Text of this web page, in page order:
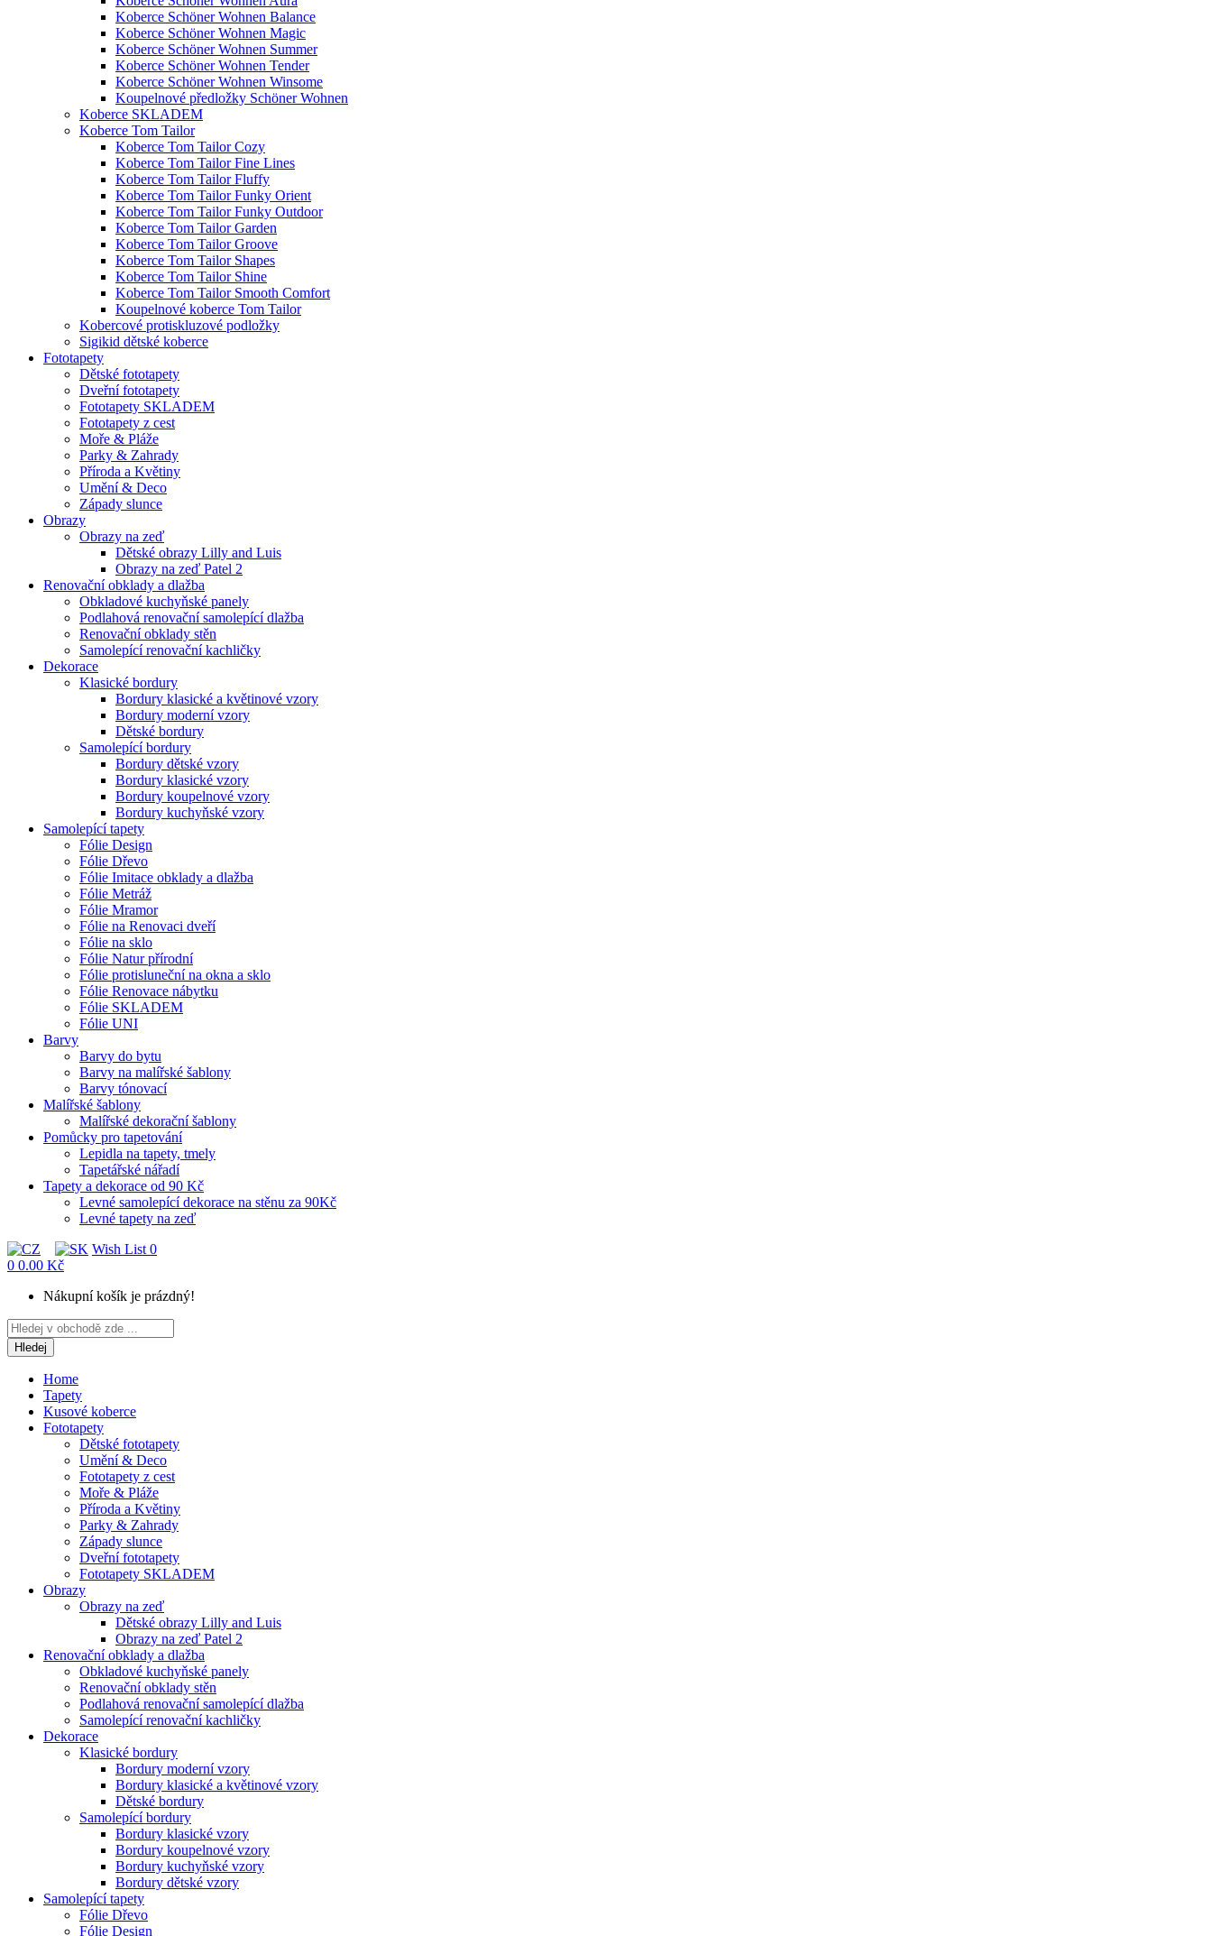
Koberce Schöner Wohnen Balance
Koberce Schöner Wohnen Magic
Koberce Schöner Wohnen Summer
Koberce Schöner Wohnen Tender
Koberce Schöner Wohnen Winsome
Koupelnové předložky Schöner Wohnen
Koberce SKLADEM
Koberce Tom Tailor
Koberce Tom Tailor Cozy
Koberce Tom Tailor Fine Lines
Koberce Tom Tailor Fluffy
Koberce Tom Tailor Funky Orient
Koberce Tom Tailor Funky Outdoor
Koberce Tom Tailor Garden
Koberce Tom Tailor Groove
Koberce Tom Tailor Shapes
Koberce Tom Tailor Shine
Koberce Tom Tailor Smooth Comfort
Koupelnové koberce Tom Tailor
Kobercové protiskluzové podložky
Sigikid dětské koberce
Fototapety
Dětské fototapety
Dveřní fototapety
Fototapety SKLADEM
Fototapety z cest
Moře & Pláže
Parky & Zahrady
Příroda a Květiny
Umění & Deco
Západy slunce
Obrazy
Obrazy na zeď
Dětské obrazy Lilly and Luis
Obrazy na zeď Patel 2
Renovační obklady a dlažba
Obkladové kuchyňské panely
Podlahová renovační samolepící dlažba
Renovační obklady stěn
Samolepící renovační kachličky
Dekorace
Klasické bordury
Bordury klasické a květinové vzory
Bordury moderní vzory
Dětské bordury
Samolepící bordury
Bordury dětské vzory
Bordury klasické vzory
Bordury koupelnové vzory
Bordury kuchyňské vzory
Samolepící tapety
Fólie Design
Fólie Dřevo
Fólie Imitace obklady a dlažba
Fólie Metráž
Fólie Mramor
Fólie na Renovaci dveří
Fólie na sklo
Fólie Natur přírodní
Fólie protisluneční na okna a sklo
Fólie Renovace nábytku
Fólie SKLADEM
Fólie UNI
Barvy
Barvy do bytu
Barvy na malířské šablony
Barvy tónovací
Malířské šablony
Malířské dekorační šablony
Pomůcky pro tapetování
Lepidla na tapety, tmely
Tapetářské nářadí
Tapety a dekorace od 90 Kč
Levné samolepící dekorace na stěnu za 90Kč
Levné tapety na zeď
Wish List 0
0 0.00 Kč
Nákupní košík je prázdný!
Hledej
Home
Tapety
Kusové koberce
Fototapety
Dětské fototapety
Umění & Deco
Fototapety z cest
Moře & Pláže
Příroda a Květiny
Parky & Zahrady
Západy slunce
Dveřní fototapety
Fototapety SKLADEM
Obrazy
Obrazy na zeď
Dětské obrazy Lilly and Luis
Obrazy na zeď Patel 2
Renovační obklady a dlažba
Obkladové kuchyňské panely
Renovační obklady stěn
Podlahová renovační samolepící dlažba
Samolepící renovační kachličky
Dekorace
Klasické bordury
Bordury moderní vzory
Bordury klasické a květinové vzory
Dětské bordury
Samolepící bordury
Bordury klasické vzory
Bordury koupelnové vzory
Bordury kuchyňské vzory
Bordury dětské vzory
Samolepící tapety
Fólie Dřevo
Fólie Design